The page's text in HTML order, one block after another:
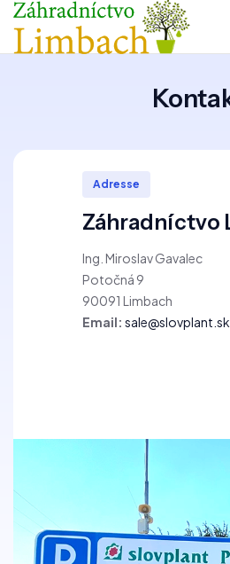
Adresse
Záhradníctvo
Ing. Miroslav Gavalec
Potočná 9
90091 Limbach
Email: sale@slovplant.sk